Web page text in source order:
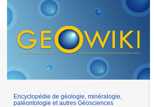
Encyclopédie de géologie, minéralogie,
paléontologie et autres Géosciences